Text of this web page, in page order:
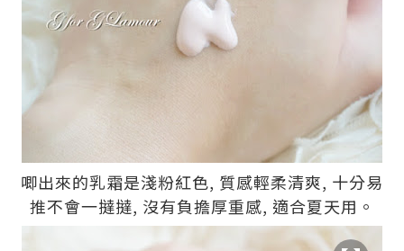
唧出來的乳霜是淺粉紅色, 質感輕柔清爽, 十分易
推不會一撻撻, 沒有負擔厚重感, 適合夏天用。